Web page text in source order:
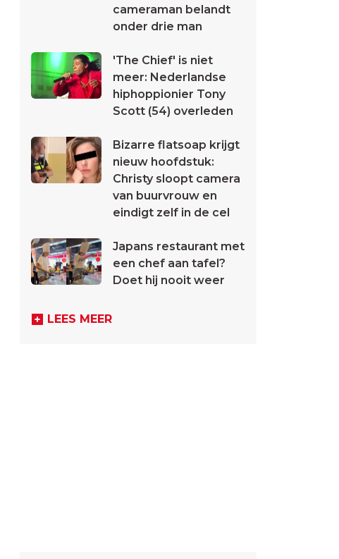
cameraman belandt
onder drie man
'The Chief' is niet
meer: Nederlandse
hiphoppionier Tony
Scott (54) overleden
Bizarre flatsoap krijgt
nieuw hoofdstuk:
Christy sloopt camera
van buurvrouw en
eindigt zelf in de cel
Japans restaurant met
een chef aan tafel?
Doet hij nooit weer
LEES MEER